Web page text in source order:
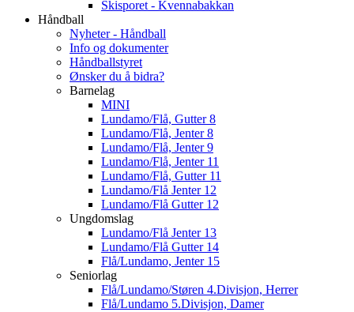
Skisporet - Kvennabakkan
Håndball
Nyheter - Håndball
Info og dokumenter
Håndballstyret
Ønsker du å bidra?
Barnelag
MINI
Lundamo/Flå, Gutter 8
Lundamo/Flå, Jenter 8
Lundamo/Flå, Jenter 9
Lundamo/Flå, Jenter 11
Lundamo/Flå, Gutter 11
Lundamo/Flå Jenter 12
Lundamo/Flå Gutter 12
Ungdomslag
Lundamo/Flå Jenter 13
Lundamo/Flå Gutter 14
Flå/Lundamo, Jenter 15
Seniorlag
Flå/Lundamo/Støren 4.Divisjon, Herrer
Flå/Lundamo 5.Divisjon, Damer